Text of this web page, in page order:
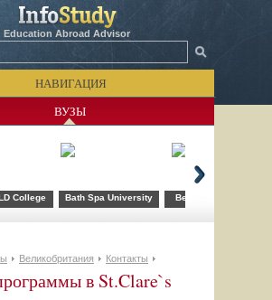
Education Abroad Advisor
НАВИГАЦИЯ
ВУЗЫ
College Bath Spa University Bellerbys College
Великобритания Контакты
в St.Clare`s